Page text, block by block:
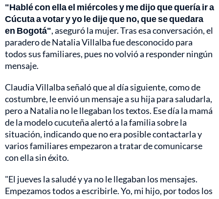
"Hablé con ella el miércoles y me dijo que quería ir a
Cúcuta a votar y yo le dije que no, que se quedara
en Bogotá", aseguró la mujer. Tras esa conversación, el
paradero de Natalia Villalba fue desconocido para
todos sus familiares, pues no volvió a responder ningún
mensaje.
Claudia Villalba señaló que al día siguiente, como de
costumbre, le envió un mensaje a su hija para saludarla,
pero a Natalia no le llegaban los textos. Ese día la mamá
de la modelo cucuteña alertó a la familia sobre la
situación, indicando que no era posible contactarla y
varios familiares empezaron a tratar de comunicarse
con ella sin éxito.
"El jueves la saludé y ya no le llegaban los mensajes.
Empezamos todos a escribirle. Yo, mi hijo, por todos los